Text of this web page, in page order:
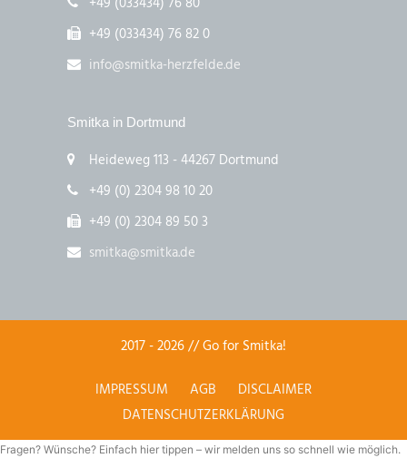
+49 (033434) 76 82 0
info@smitka-herzfelde.de
Smitka in Dortmund
Heideweg 113 - 44267 Dortmund
+49 (0) 2304 98 10 20
+49 (0) 2304 89 50 3
smitka@smitka.de
2017 - 2026 // Go for Smitka!
IMPRESSUM
AGB
DISCLAIMER
DATENSCHUTZERKLÄRUNG
Fragen? Wünsche? Einfach hier tippen – wir melden uns so schnell wie möglich.